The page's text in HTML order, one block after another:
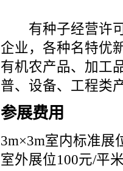
有种子经营许可
企业，各种名特优
有机农产品、加工
普、设备、工程类
参展费用
3m×3m室内标准展
室外展位100元/平